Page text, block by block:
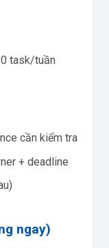
task/tuần
cần kiểm tra
+ deadline
ngay)